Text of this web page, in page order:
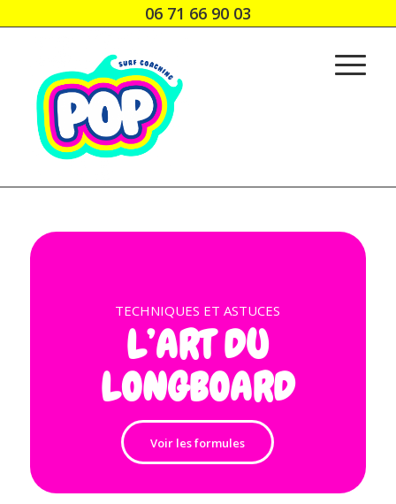
06 71 66 90 03
TECHNIQUES ET ASTUCES
L’ART DU
LONGBOARD
Voir les formules